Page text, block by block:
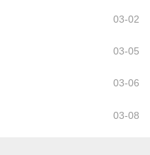
03-02
03-05
03-06
03-08